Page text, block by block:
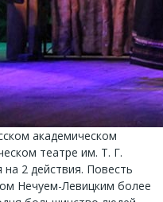
академическом
театре им. Т. Г.
2 действия. Повесть
Нечуем-Левицким более